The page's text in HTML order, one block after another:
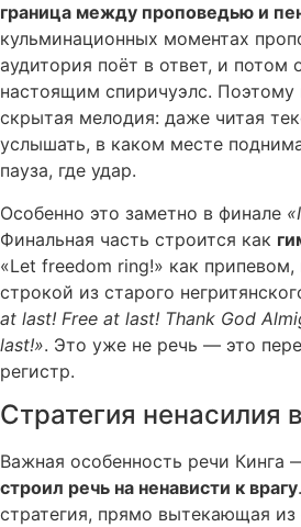
граница между проповедью и
кульминационных моментах
аудитория поёт в ответ, и потом
настоящим спиричуэлс. Поэтому
скрытая мелодия: даже читая
услышать, в каком месте
пауза, где удар.
Особенно это заметно в финале
Финальная часть строится как
«Let freedom ring!» как припевом,
строкой из старого
at last! Free at last! Thank God
last!». Это уже не речь — это
регистр.
Стратегия ненасилия
Важная особенность речи Кинга
строил речь на ненависти к врагу
стратегия, прямо вытекающая